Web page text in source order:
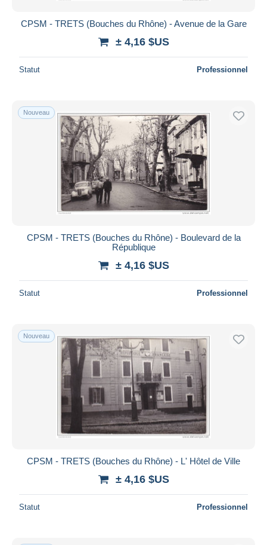
CPSM - TRETS (Bouches du Rhône) - Avenue de la Gare
± 4,16 $US
Statut Professionnel
Nouveau
CPSM - TRETS (Bouches du Rhône) - Boulevard de la
République
± 4,16 $US
Statut Professionnel
Nouveau
CPSM - TRETS (Bouches du Rhône) - L' Hôtel de Ville
± 4,16 $US
Statut Professionnel